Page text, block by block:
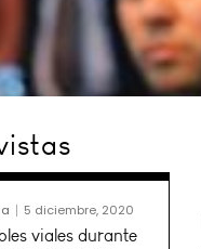
5 diciembre, 2020
viales durante